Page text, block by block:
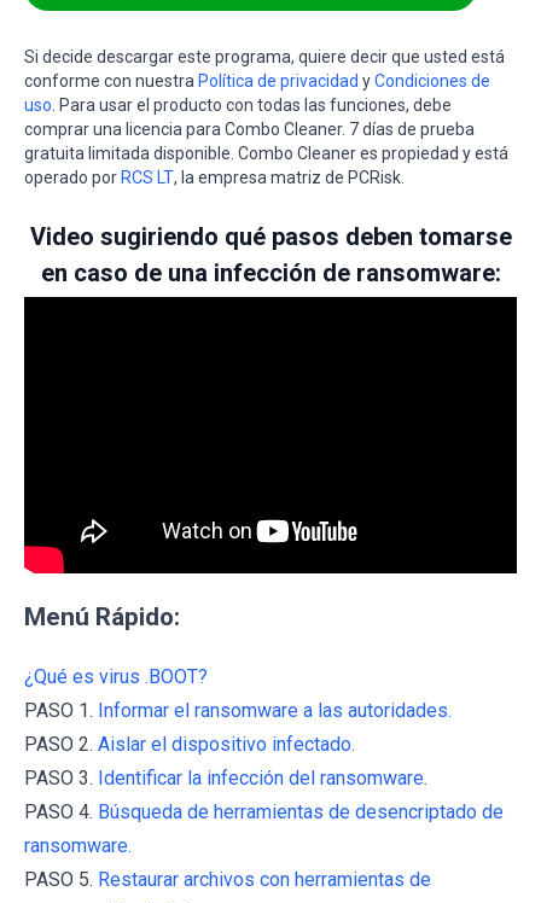
Si decide descargar este programa, quiere decir que usted está
conforme con nuestra Política de privacidad yCondiciones de
uso . Para usar el producto con todas las funciones, debe
comprar una licencia para Combo Cleaner. 7 días de prueba
gratuita limitada disponible. Combo Cleaner es propiedad y está
operado por RCS LT, la empresa matriz de PCRisk.
Video sugiriendo qué pasos deben tomarse
en caso de una infección de ransomware:
Menú Rápido:
¿Qué es virus .BOOT?
PASO 1. Informar el ransomware a las autoridades.
PASO 2. Aislar el dispositivo infectado.
PASO 3. Identificar la infección del ransomware.
PASO 4. Búsqueda de herramientas de desencriptado de
ransomware.
PASO 5. Restaurar archivos con herramientas de